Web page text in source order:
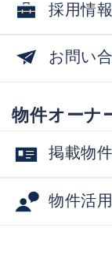
採用情報
お問い
物件オーナ
掲載物
物件活